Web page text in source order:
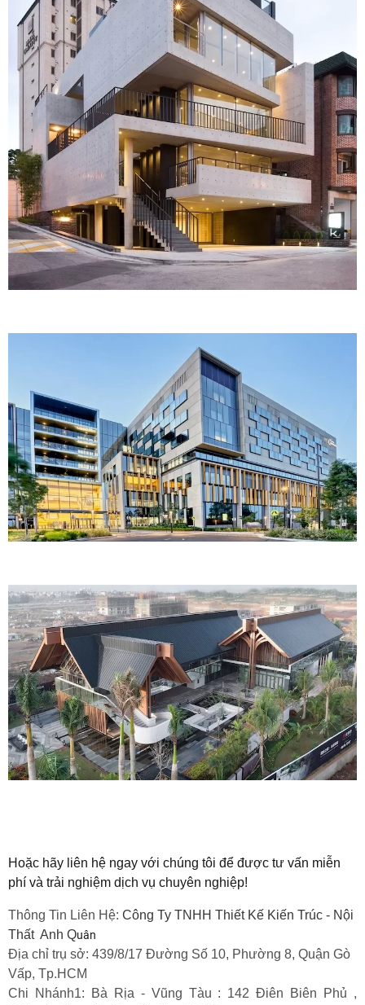
Hoặc hãy liên hệ ngay với chúng tôi để được tư vấn miễn
phí và trải nghiệm dịch vụ chuyên nghiệp!
Thông Tin Liên Hệ: Công Ty TNHH Thiết Kế Kiến Trúc - Nội
Thất Anh Quân
Địa chỉ trụ sở: 439/8/17 Đường Số 10, Phường 8, Quận Gò
Vấp, Tp.HCM
Chi Nhánh1: Bà Rịa - Vũng Tàu : 142 Điên Biên Phủ ,